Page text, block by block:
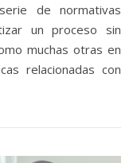
de normativas
un proceso sin
muchas otras en
relacionadas con